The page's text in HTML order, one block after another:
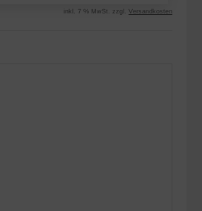
inkl. 7 % MwSt. zzgl. Versandkosten